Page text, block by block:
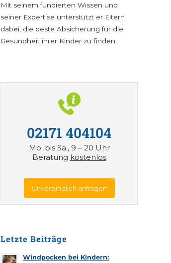
Mit seinem fundierten Wissen und
seiner Expertise unterstützt er Eltern
dabei, die beste Absicherung für die
Gesundheit ihrer Kinder zu finden.
02171 404104
Mo. bis Sa., 9 – 20 Uhr
Beratung kostenlos
Unverbindlich anfragen
Letzte Beiträge
Windpocken bei Kindern: